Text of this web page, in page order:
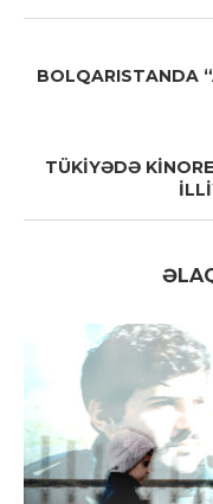
BOLQARISTANDA
TÜKİYƏDƏ